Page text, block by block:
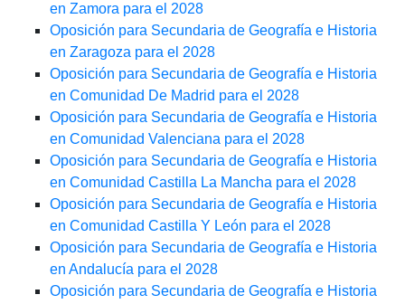
en Zamora para el 2028
Oposición para Secundaria de Geografía e Historia
en Zaragoza para el 2028
Oposición para Secundaria de Geografía e Historia
en Comunidad De Madrid para el 2028
Oposición para Secundaria de Geografía e Historia
en Comunidad Valenciana para el 2028
Oposición para Secundaria de Geografía e Historia
en Comunidad Castilla La Mancha para el 2028
Oposición para Secundaria de Geografía e Historia
en Comunidad Castilla Y León para el 2028
Oposición para Secundaria de Geografía e Historia
en Andalucía para el 2028
Oposición para Secundaria de Geografía e Historia